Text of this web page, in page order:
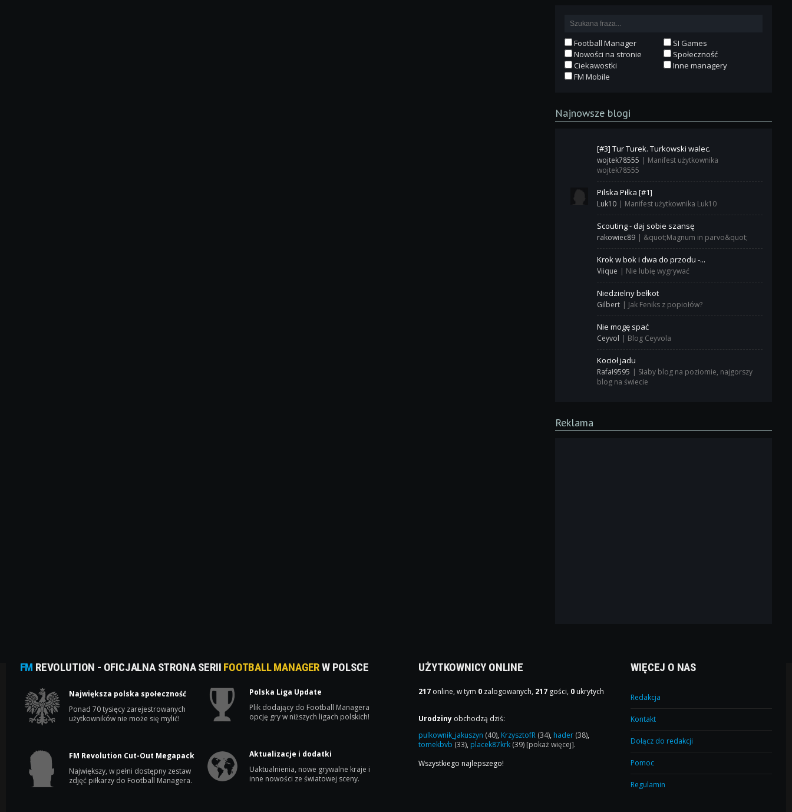
Football Manager
SI Games
Nowości na stronie
Społeczność
Ciekawostki
Inne managery
FM Mobile
Najnowsze blogi
[#3] Tur Turek. Turkowski walec.
wojtek78555 | Manifest użytkownika
wojtek78555
Pilska Piłka [#1]
Luk10 | Manifest użytkownika Luk10
Scouting - daj sobie szansę
rakowiec89 | &quot;Magnum in parvo&quot;
Krok w bok i dwa do przodu -...
Viique | Nie lubię wygrywać
Niedzielny bełkot
Gilbert | Jak Feniks z popiołów?
Nie mogę spać
Ceyvol | Blog Ceyvola
Kocioł jadu
Rafał9595 | Słaby blog na poziomie, najgorszy
blog na świecie
Reklama
FM REVOLUTION - OFICJALNA STRONA SERII FOOTBALL MANAGERW POLSCE
Największa polska społeczność
Ponad 70 tysięcy zarejestrowanych
użytkowników nie może się mylić!
Polska Liga Update
Plik dodający do Football Managera
opcję gry w niższych ligach polskich!
FM Revolution Cut-Out Megapack
Największy, w pełni dostępny zestaw
zdjęć piłkarzy do Football Managera.
Aktualizacje i dodatki
Uaktualnienia, nowe grywalne kraje i
inne nowości ze światowej sceny.
UŻYTKOWNICY ONLINE
217 online, w tym 0 zalogowanych, 217 gości, 0 ukrytych
Urodziny obchodzą dziś:
pulkownik_jakuszyn (40), KrzysztofR (34), hader (38),
tomekbvb (33), placek87krk (39) [pokaż więcej].
Wszystkiego najlepszego!
WIĘCEJ O NAS
Redakcja
Kontakt
Dołącz do redakcji
Pomoc
Regulamin